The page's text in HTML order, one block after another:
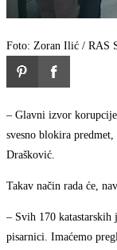
Foto: Zoran Ilić / RAS
– Glavni izvor korupcije
svesno blokira
Drašković.
Takav način rada će,
– Svih 170 katastarskih
pisarnici. Imaćemo